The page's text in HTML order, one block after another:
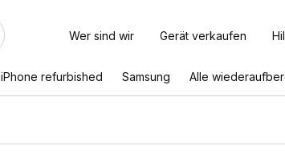
Wer sind wir Gerät verkaufen
iPhone refurbished Samsung Alle